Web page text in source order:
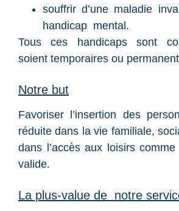
souffrir d’une maladie
handicap mental.
Tous ces handicaps sont
soient temporaires ou
Notre but
Favoriser l’insertion des
réduite dans la vie familiale,
dans l’accès aux loisirs
valide.
La plus-value de notre